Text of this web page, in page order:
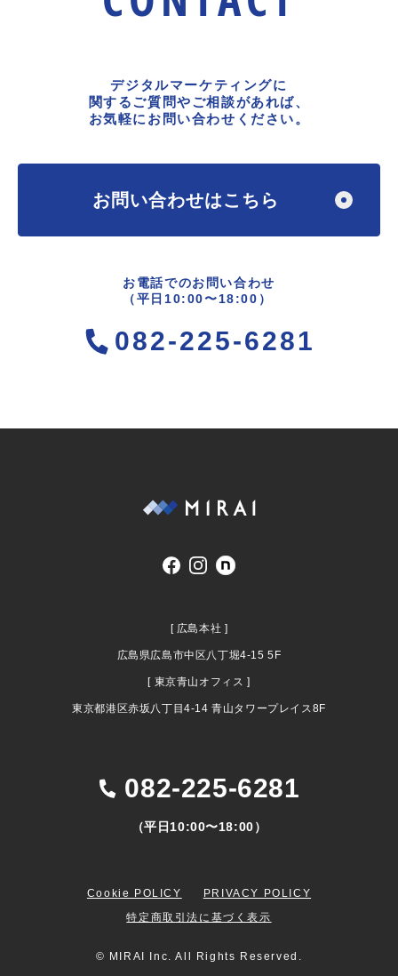
デジタルマーケティングに
関するご質問やご相談があれば、
お気軽にお問い合わせください。
お問い合わせはこちら
お電話でのお問い合わせ
（平日10:00〜18:00）
082-225-6281
[ 広島本社 ]
広島県広島市中区八丁堀4-15 5F
[ 東京青山オフィス ]
東京都港区赤坂八丁目4-14 青山タワープレイス8F
082-225-6281
（平日10:00〜18:00）
Cookie POLICY
PRIVACY POLICY
特定商取引法に基づく表示
© MIRAI Inc. All Rights Reserved.